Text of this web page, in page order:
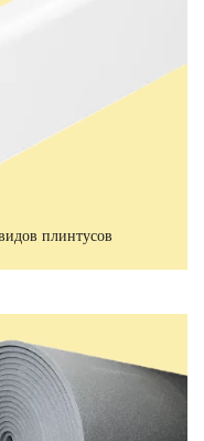
плинтусов